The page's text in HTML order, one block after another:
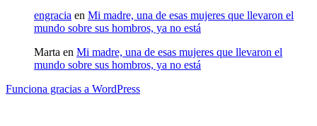
engracia en Mi madre, una de esas mujeres que llevaron el
mundo sobre sus hombros, ya no está
Marta en Mi madre, una de esas mujeres que llevaron el
mundo sobre sus hombros, ya no está
Funciona gracias a WordPress